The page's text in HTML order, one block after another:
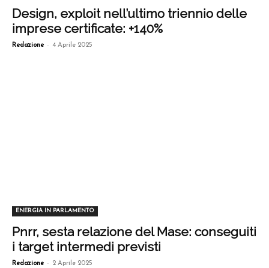
Design, exploit nell’ultimo triennio delle
imprese certificate: +140%
Redazione - 4 Aprile 2025
ENERGIA IN PARLAMENTO
Pnrr, sesta relazione del Mase: conseguiti
i target intermedi previsti
Redazione - 2 Aprile 2025